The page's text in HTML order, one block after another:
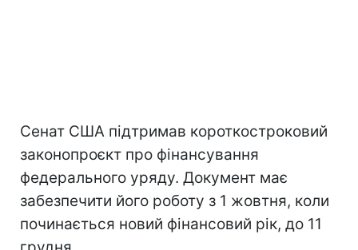
Сенат США підтримав короткостроковий
законопроєкт про фінансування
федерального уряду. Документ має
забезпечити його роботу з 1 жовтня, коли
починається новий фінансовий рік, до 11